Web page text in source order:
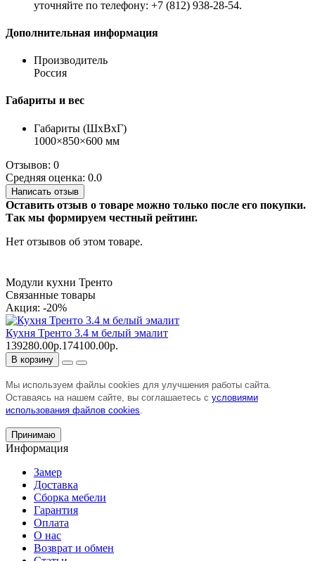
уточняйте по телефону: +7 (812) 938-28-54.
Дополнительная информация
Производитель
Россия
Габариты и вес
Габариты (ШхВхГ)
1000×850×600 мм
Отзывов: 0
Средняя оценка: 0.0
Написать отзыв
Оставить отзыв о товаре можно только после его покупки.
Так мы формируем честный рейтинг.
Нет отзывов об этом товаре.
Модули кухни Тренто
Связанные товары
Акция: -20%
Кухня Тренто 3.4 м белый эмалит
139280.00р.174100.00р.
В корзину
Мы используем файлы cookies для улучшения работы сайта.
Оставаясь на нашем сайте, вы соглашаетесь с условиями
использования файлов cookies
Принимаю
Информация
Замер
Доставка
Сборка мебели
Гарантия
Оплата
О нас
Возврат и обмен